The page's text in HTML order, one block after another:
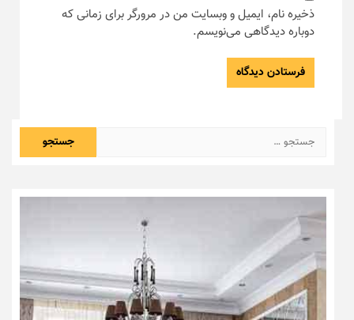
ذخیره نام، ایمیل و وبسایت من در مرورگر برای زمانی که
دوباره دیدگاهی می‌نویسم.
جستجو
برای: